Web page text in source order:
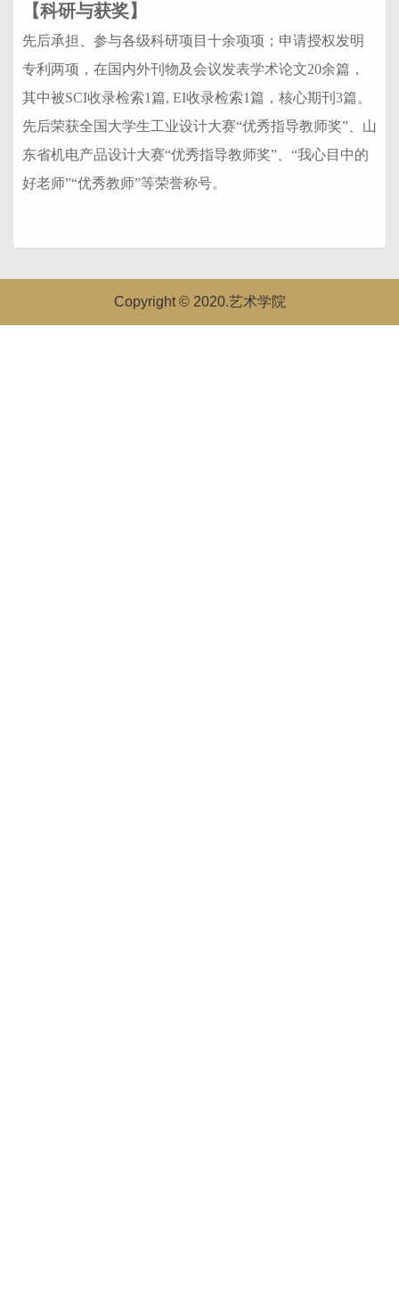
【科研与获奖】
先后承担、参与各级科研项目十余项项；申请授权发明
专利两项，在国内外刊物及会议发表学术论文20余篇，
其中被SCI收录检索1篇, EI收录检索1篇，核心期刊3篇。
先后荣获全国大学生工业设计大赛“优秀指导教师奖”、山
东省机电产品设计大赛“优秀指导教师奖”、“我心目中的
好老师”“优秀教师”等荣誉称号。
Copyright © 2020.艺术学院